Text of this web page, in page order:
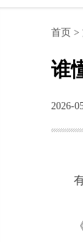
首页 >
谁
2026-